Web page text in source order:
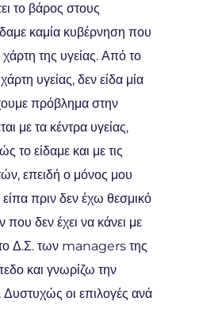
το βάρος στους
καμία κυβέρνηση που
της υγείας. Από το
υγείας, δεν είδα μία
πρόβλημα στην
με τα κέντρα υγείας,
το είδαμε και με τις
επειδή ο μόνος μου
πριν δεν έχω θεσμικό
δεν έχει να κάνει με
Δ.Σ. των managers της
και γνωρίζω την
οι επιλογές ανά